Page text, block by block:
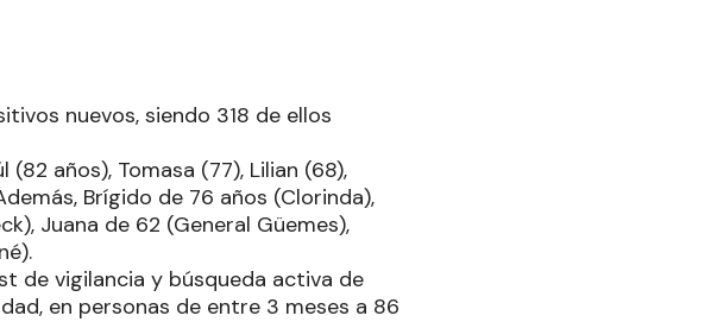
nuevos, siendo 318 de ellos
años), Tomasa (77), Lilian (68),
Brígido de 76 años (Clorinda),
Juana de 62 (General Güemes),
de vigilancia y búsqueda activa de
en personas de entre 3 meses a 86